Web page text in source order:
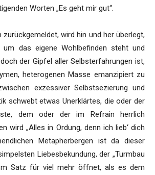
Worten „Es geht mir gut“.
wird hin und her überlegt,
um das eigene Wohlbefinden steht und
der Gipfel aller Selbsterfahrungen ist,
heterogenen Masse emanzipiert zu
exzessiver Selbstsezierung und
schwebt etwas Unerklärtes, die oder der
dem oder der im Refrain herrlich
wird „Alles in Ordung, denn ich lieb‘ dich
Metapherbergen ist da dieser
Liebesbekundung, der „Turmbau
Satz für viel mehr öffnet, als es dem